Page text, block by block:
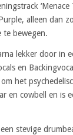
‘Menace
alleen dan
te bewegen.
lekker door in
en
het
en cowbell en is
stevige